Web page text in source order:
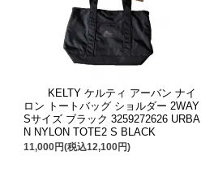
KELTY ケルティ アーバン ナイ
ロン トートバッグ ショルダー 2WAY
Sサイズ ブラック 3259272626 URBA
N NYLON TOTE2 S BLACK
11,000円(税込12,100円)